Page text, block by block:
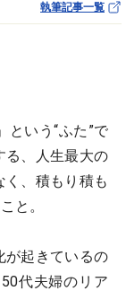
執筆記事一覧
という“ふた”で
る、人生最大の
、積もり積も
と。
が起きているの
代夫婦のリア